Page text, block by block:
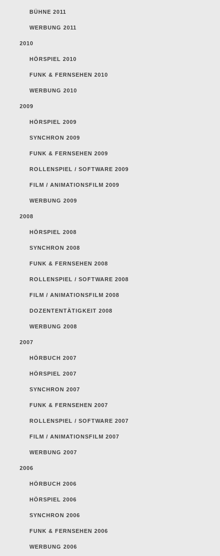
BÜHNE 2011
WERBUNG 2011
2010
HÖRSPIEL 2010
FUNK & FERNSEHEN 2010
WERBUNG 2010
2009
HÖRSPIEL 2009
SYNCHRON 2009
FUNK & FERNSEHEN 2009
ROLLENSPIEL / SOFTWARE 2009
FILM / ANIMATIONSFILM 2009
WERBUNG 2009
2008
HÖRSPIEL 2008
SYNCHRON 2008
FUNK & FERNSEHEN 2008
ROLLENSPIEL / SOFTWARE 2008
FILM / ANIMATIONSFILM 2008
DOZENTENTÄTIGKEIT 2008
WERBUNG 2008
2007
HÖRBUCH 2007
HÖRSPIEL 2007
SYNCHRON 2007
FUNK & FERNSEHEN 2007
ROLLENSPIEL / SOFTWARE 2007
FILM / ANIMATIONSFILM 2007
WERBUNG 2007
2006
HÖRBUCH 2006
HÖRSPIEL 2006
SYNCHRON 2006
FUNK & FERNSEHEN 2006
WERBUNG 2006